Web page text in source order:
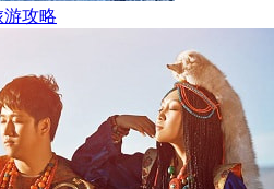
攻略